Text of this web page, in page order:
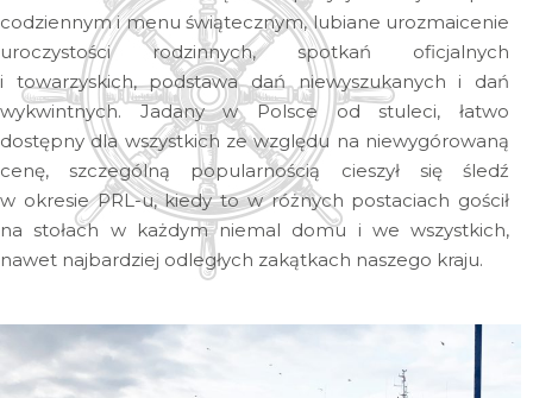
codziennym i menu świątecznym, lubiane urozmaicenie
uroczystości rodzinnych, spotkań oficjalnych
i towarzyskich, podstawa dań niewyszukanych i dań
wykwintnych. Jadany w Polsce od stuleci, łatwo
dostępny dla wszystkich ze względu na niewygórowaną
cenę, szczególną popularnością cieszył się śledź
w okresie PRL-u, kiedy to w różnych postaciach gościł
na stołach w każdym niemal domu i we wszystkich,
nawet najbardziej odległych zakątkach naszego kraju.